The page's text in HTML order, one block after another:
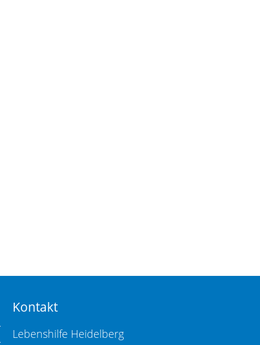
Kontakt
Lebenshilfe Heidelberg